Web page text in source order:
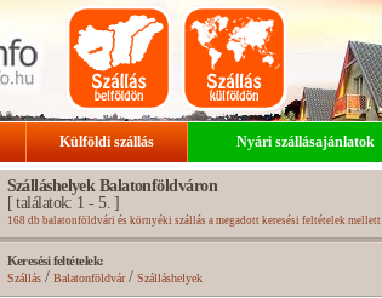
Külföldi szállás Nyári szállásajánlatok
Szálláshelyek Balatonföldváron
[ találatok: 1 - 5. ]
168 db balatonföldvári és környéki szállás a megadott keresési feltételek mellett
Keresési feltételek:
Szállás/ Balatonföldvár/Szálláshelyek